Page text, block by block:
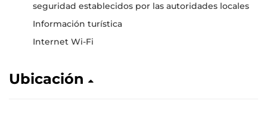
seguridad establecidos por las autoridades locales
Información turística
Internet Wi-Fi
Ubicación